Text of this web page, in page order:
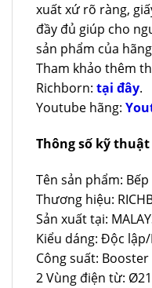
xuất xứ rõ ràng,
đầy đủ giúp cho
sản phẩm của
Tham khảo thêm
Richborn: tại đây.
Youtube hãng:
Thông số kỹ
Tên sản phẩm:
Thương hiệu:
Sản xuất tại:
Kiểu dáng: Độc
Công suất: Booster
2 Vùng điện từ: